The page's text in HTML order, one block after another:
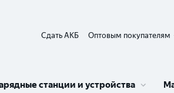
Сдать АКБ Оптовым покупателям
станции и устройства